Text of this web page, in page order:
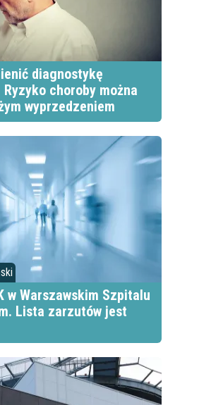
diagnostykę
choroby można
wyprzedzeniem
w Warszawskim Szpitalu
Lista zarzutów jest